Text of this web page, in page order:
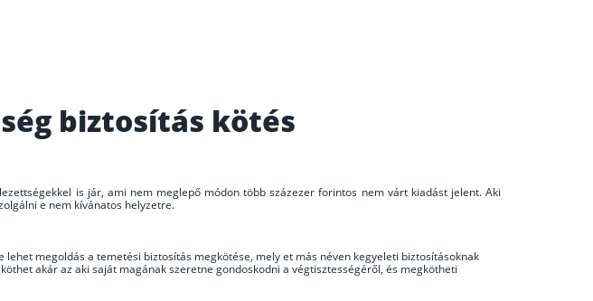
biztosítás kötés
is jár, ami nem meglepő módon több százezer forintos nem várt kiadást jelent. Aki
e nem kívánatos helyzetre.
megoldás a temetési biztosítás megkötése, mely et más néven kegyeleti biztosításoknak
akár az aki saját magának szeretne gondoskodni a végtisztességéről, és megkötheti